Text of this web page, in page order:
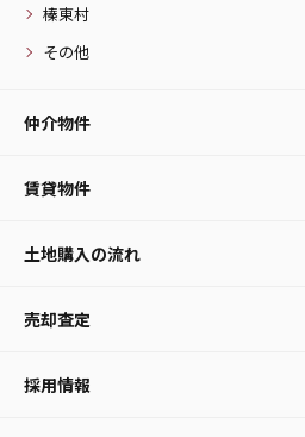
榛東村
その他
仲介物件
賃貸物件
土地購入の流れ
売却査定
採用情報